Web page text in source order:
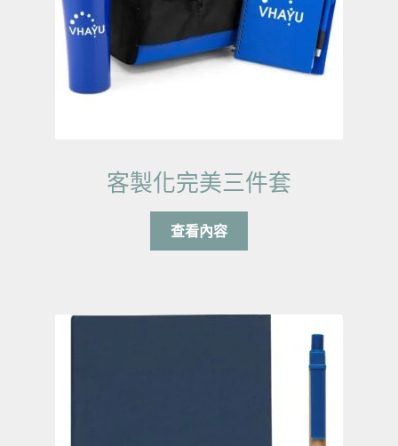
客製化完美三件套
查看內容